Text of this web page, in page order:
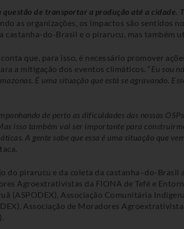
de transportar a produção até a cidade.
as organizações, os impactos são sentidos
castanha-do-Brasil e o pirarucu, mas também
que, para isso, é necessário promover
a mitigação dos eventos climáticos. “ Eu sou
É uma situação que está se agravando.
de perto as dificuldades das nossas
isso também vai ser importante para
A gente sabe que essa é uma situação que
do pirarucu e da coleta da castanha–do-Brasil
Agroextrativistas da FlONA de Tefé e
(ASPODEX), Associação Comunitária
Associação de Moradores